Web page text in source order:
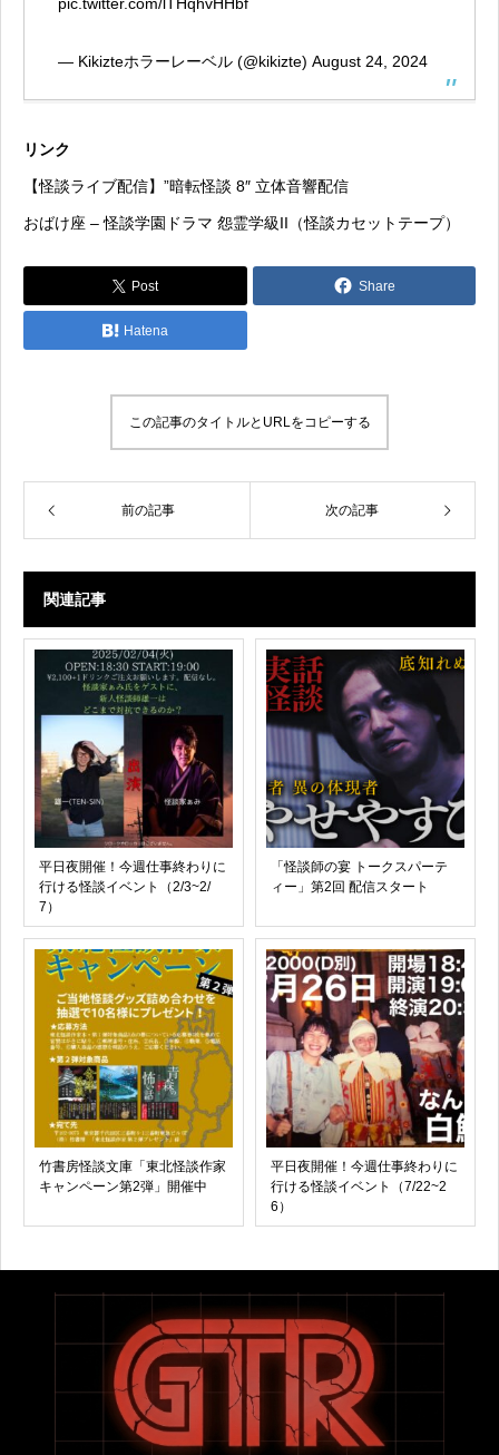
— Kikizteホラーレーベル (@kikizte) August 24, 2024
リンク
【怪談ライブ配信】”暗転怪談 8″ 立体音響配信
おばけ座 – 怪談学園ドラマ 怨霊学級II （怪談カセットテープ）
Post Share
Hatena
この記事のタイトルとURLをコピーする
前の記事 次の記事
関連記事
平日夜開催！今週仕事終わりに
行ける怪談イベント（2/3~2/
7）
「怪談師の宴 トークスパーテ
ィー」第2回 配信スタート
竹書房怪談文庫「東北怪談作家
キャンペーン第2弾」開催中
平日夜開催！今週仕事終わりに
行ける怪談イベント（7/22~2
6）